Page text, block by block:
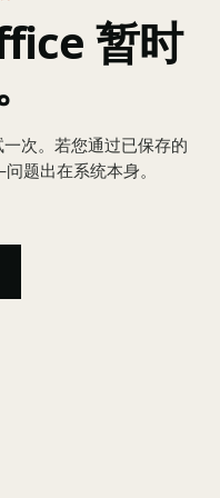
暂时
次。若您通过已保存的
题出在系统本身。